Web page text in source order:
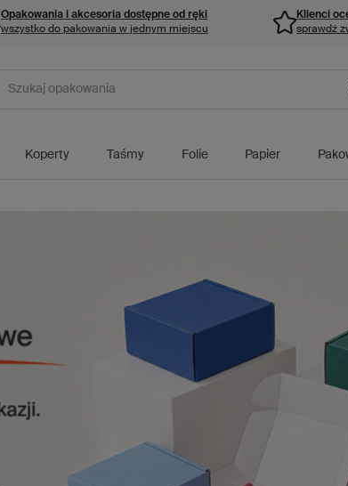
Opakowania i akcesoria dostępne od ręki
wszystko do pakowania w jednym miejscu
Klienci
sprawdź
Koperty Taśmy Folie Papier